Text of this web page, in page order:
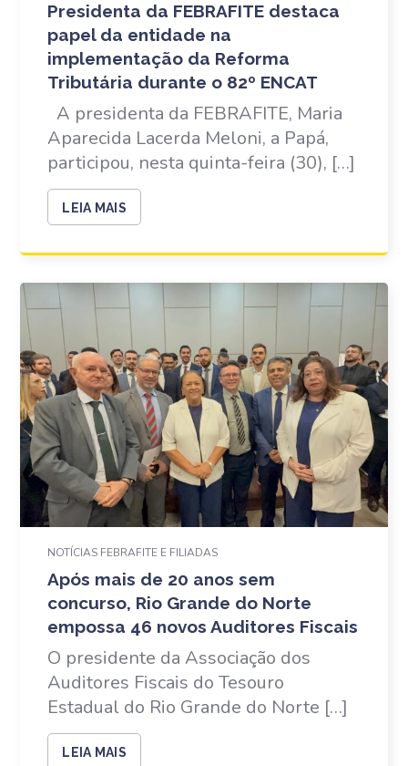
Presidenta da FEBRAFITE destaca
papel da entidade na
implementação da Reforma
Tributária durante o 82º ENCAT
A presidenta da FEBRAFITE, Maria
Aparecida Lacerda Meloni, a Papá,
participou, nesta quinta-feira (30), […]
LEIA MAIS
NOTÍCIAS FEBRAFITE E FILIADAS
Após mais de 20 anos sem
concurso, Rio Grande do Norte
empossa 46 novos Auditores Fiscais
O presidente da Associação dos
Auditores Fiscais do Tesouro
Estadual do Rio Grande do Norte […]
LEIA MAIS